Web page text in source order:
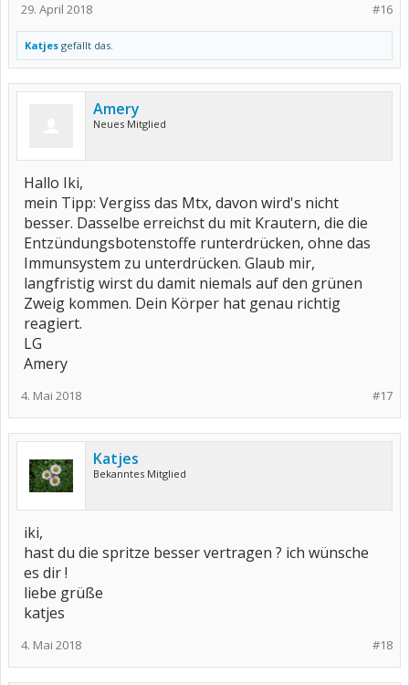
#16
29. April 2018
Katjes gefällt das.
Amery
Neues Mitglied
Hallo Iki,
mein Tipp: Vergiss das Mtx, davon wird's nicht
besser. Dasselbe erreichst du mit Krautern, die die
Entzündungsbotenstoffe runterdrücken, ohne das
Immunsystem zu unterdrücken. Glaub mir,
langfristig wirst du damit niemals auf den grünen
Zweig kommen. Dein Körper hat genau richtig
reagiert.
LG
Amery
#17
4. Mai 2018
Katjes
Bekanntes Mitglied
iki,
hast du die spritze besser vertragen ? ich wünsche
es dir !
liebe grüße
katjes
#18
4. Mai 2018